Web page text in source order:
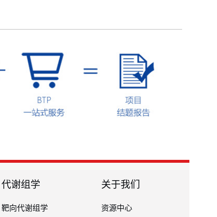
代谢组学
靶向代谢组学
关于我们
资源中心